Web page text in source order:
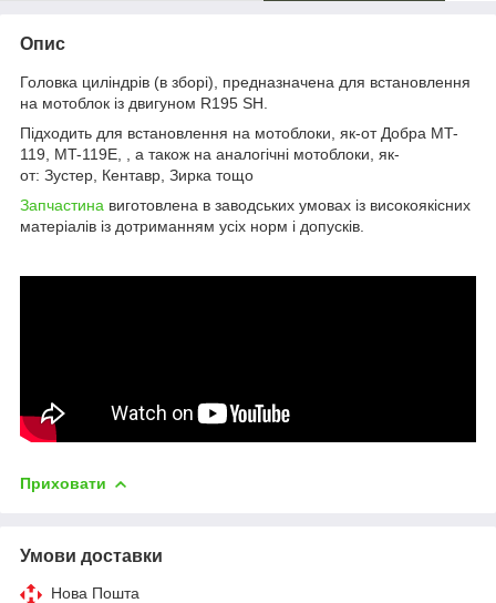
Опис
Головка циліндрів (в зборі), предназначена для встановлення
на мотоблок із двигуном R195 SH.
Підходить для встановлення на мотоблоки, як-от Добра MT-
119, MT-119E, , а також на аналогічні мотоблоки, як-
от: Зустер, Кентавр, Зирка тощо
Запчастина виготовлена в заводських умовах із високоякісних
матеріалів із дотриманням усіх норм і допусків.
Приховати
Умови доставки
Нова Пошта